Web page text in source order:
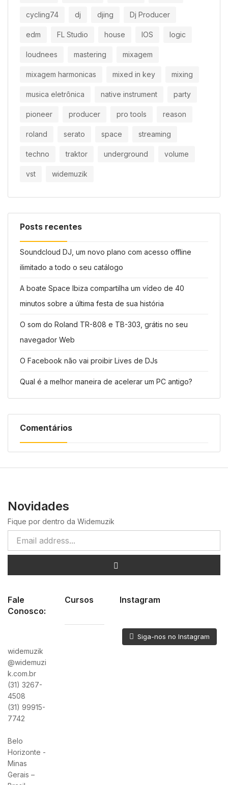
cycling74 dj djing Dj Producer
edm FL Studio house IOS logic
loudnees mastering mixagem
mixagem harmonicas mixed in key mixing
musica eletrônica native instrument party
pioneer producer pro tools reason
roland serato space streaming
techno traktor underground volume
vst widemuzik
Posts recentes
Soundcloud DJ, um novo plano com acesso offline
ilimitado a todo o seu catálogo
A boate Space Ibiza compartilha um vídeo de 40
minutos sobre a última festa de sua história
O som do Roland TR-808 e TB-303, grátis no seu
navegador Web
O Facebook não vai proibir Lives de DJs
Qual é a melhor maneira de acelerar um PC antigo?
Comentários
Novidades
Fique por dentro da Widemuzik
Fale
Conosco:
widemuzik
@widemuzi
k.com.br
(31) 3267-
4508
(31) 99915-
7742
Belo
Horizonte -
Minas
Gerais –
Cursos Instagram
Siga-nos no Instagram